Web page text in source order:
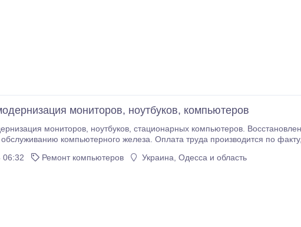
мониторов, ноутбуков, компьютеров
компьютеров. Восстановление системы Windows. Весь спектр услуг
компьютерного железа. Оплата труда производится по факту, за успешно выполненный ремонт,
06:32
Ремонт компьютеров Украина, Одесса и область